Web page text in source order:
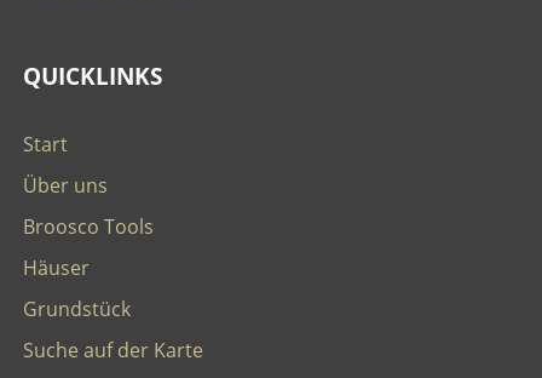
QUICKLINKS
Start
Über uns
Broosco Tools
Häuser
Grundstück
Suche auf der Karte